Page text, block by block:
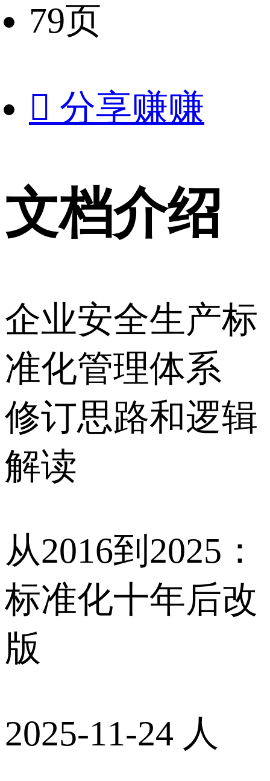
79页
 分享赚赚
文档介绍
企业安全生产标
准化管理体系
修订思路和逻辑
解读
从2016到2025：
标准化十年后改
版
2025-11-24 人